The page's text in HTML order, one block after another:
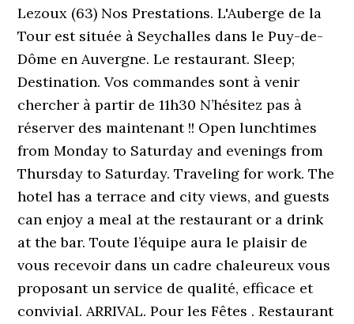
Lezoux (63) Nos Prestations. L'Auberge de la
Tour est située à Seychalles dans le Puy-de-
Dôme en Auvergne. Le restaurant. Sleep;
Destination. Vos commandes sont à venir
chercher à partir de 11h30 N’hésitez pas à
réserver des maintenant !! Open lunchtimes
from Monday to Saturday and evenings from
Thursday to Saturday. Traveling for work. The
hotel has a terrace and city views, and guests
can enjoy a meal at the restaurant or a drink
at the bar. Toute l’équipe aura le plaisir de
vous recevoir dans un cadre chaleureux vous
proposant un service de qualité, efficace et
convivial. ARRIVAL. Pour les Fêtes . Restaurant